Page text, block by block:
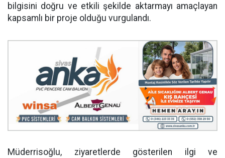
bilgisini doğru ve etkili şekilde aktarmayı amaçlayan
kapsamlı bir proje olduğu vurgulandı.
Müderrisoğlu, ziyaretlerde gösterilen ilgi ve